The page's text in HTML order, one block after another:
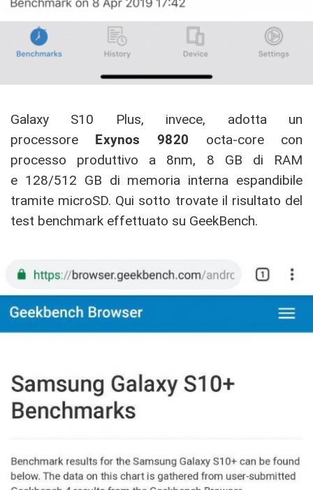
Galaxy S10 Plus, invece, adotta un
processore Exynos 9820 octa-core con
processo produttivo a 8nm, 8 GB di RAM
e 128/512 GB di memoria interna espandibile
tramite microSD. Qui sotto trovate il risultato del
test benchmark effettuato su GeekBench.